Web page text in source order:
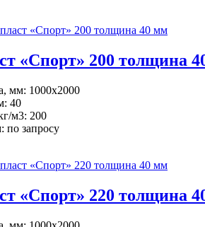
«Спорт» 200 толщина
мм: 1000x2000
40
м3: 200
по запросу
«Спорт» 220 толщина